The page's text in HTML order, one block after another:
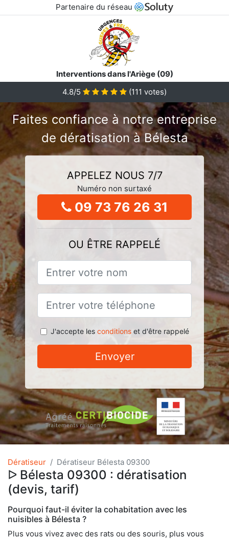
Partenaire du réseau
Interventions dans l'Ariège (09)
4.8/5
(111 votes)
Faites confiance à notre entreprise
de dératisation à Bélesta
APPELEZ NOUS 7/7
Numéro non surtaxé
09 73 76 26 31
OU ÊTRE RAPPELÉ
J'accepte les conditionset d'être rappelé
Envoyer
Dératiseur Dératiseur Bélesta 09300
ᐅ Bélesta 09300 : dératisation
(devis, tarif)
Pourquoi faut-il éviter la cohabitation avec les
nuisibles à Bélesta ?
Plus vous vivez avec des rats ou des souris, plus vous